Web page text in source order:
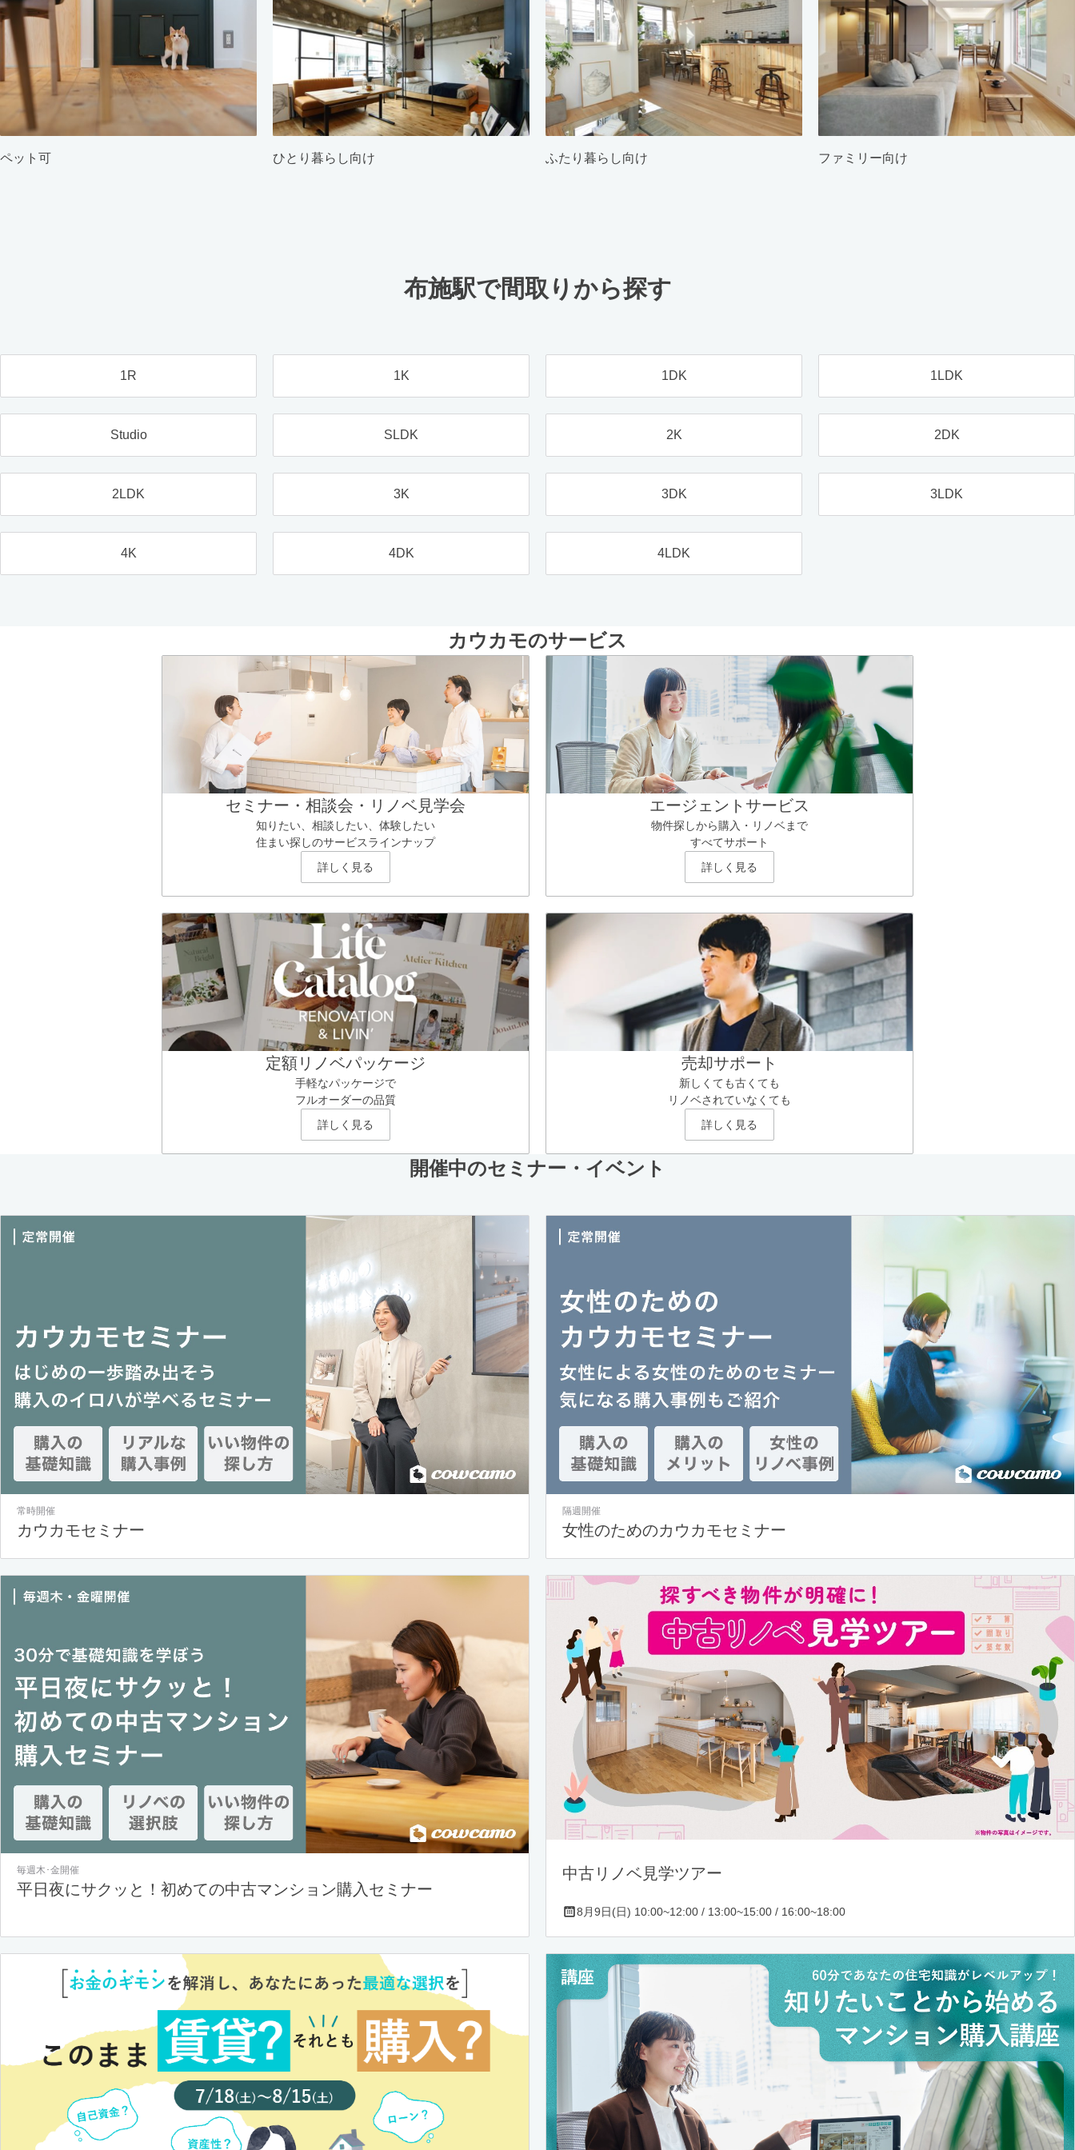
ペット可 ひとり暮らし向け ふたり暮らし向け ファミリー向け
布施駅で間取りから探す
1R 1K 1DK 1LDK
Studio SLDK 2K 2DK
2LDK 3K 3DK 3LDK
4K 4DK 4LDK
カウカモのサービス
セミナー・相談会・リノベ見学会
知りたい、相談したい、体験したい
住まい探しのサービスラインナップ
詳しく見る
エージェントサービス
物件探しから購入・リノベまで
すべてサポート
詳しく見る
定額リノベパッケージ
手軽なパッケージで
フルオーダーの品質
詳しく見る
売却サポート
新しくても古くても
リノベされていなくても
詳しく見る
開催中のセミナー・イベント
常時開催
カウカモセミナー
隔週開催
女性のためのカウカモセミナー
毎週木･金開催
平日夜にサクッと！初めての中古マンション購入セミナー
中古リノベ見学ツアー
8月9日(日) 10:00~12:00 / 13:00~15:00 / 16:00~18:00